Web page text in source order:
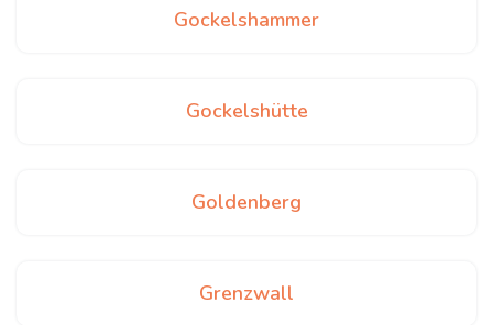
Gockelshammer
Gockelshütte
Goldenberg
Grenzwall